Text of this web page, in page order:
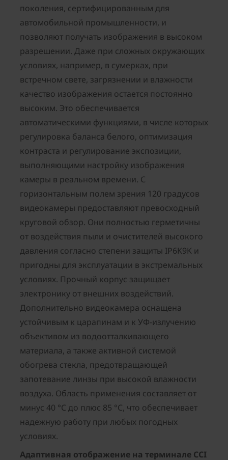
поколения, сертифицированным для
автомобильной промышленности, и
позволяют получать изображения в высоком
разрешении. Даже при сложных окружающих
условиях, например, в сумерках, при
встречном свете, загрязнении и влажности
качество изображения остается постоянно
высоким. Это обеспечивается
автоматическими функциями, в числе которых
регулировка баланса белого, оптимизация
контраста и регулирование экспозиции,
выполняющими настройку изображения
камеры в реальном времени. С
горизонтальным полем зрения 120 градусов
видеокамеры предоставляют превосходный
круговой обзор. Они полностью герметичны
от воздействия пыли и очистителей высокого
давления согласно степени защиты IP6K9K и
пригодны для эксплуатации в экстремальных
условиях. Прочный корпус защищает
электронику от внешних воздействий.
Дополнительно видеокамера оснащена
устойчивым к царапинам и к УФ-излучению
объективом из водоотталкивающего
материала, а также активной системой
обогрева стекла, предотвращающей
запотевание линзы при высокой влажности
воздуха. Область применения составляет от
минус 40 °C до плюс 85 °C, что обеспечивает
надежную работу при любых погодных
условиях.
Адаптивная отображение на терминале CCI